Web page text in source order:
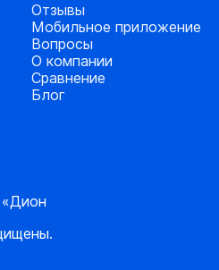
Отзывы
Мобильное приложение
Вопросы
О компании
Сравнение
Блог